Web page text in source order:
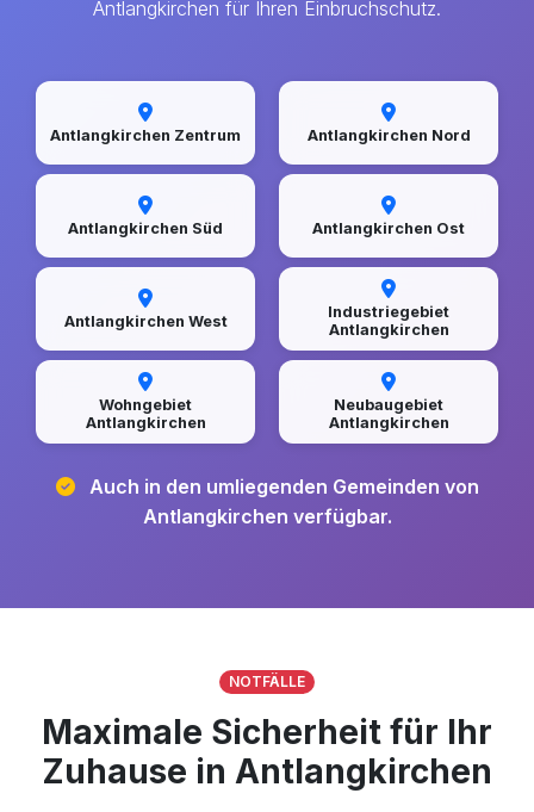
Antlangkirchen für Ihren Einbruchschutz.
Antlangkirchen Zentrum Antlangkirchen Nord
Antlangkirchen Süd Antlangkirchen Ost
Antlangkirchen West
Industriegebiet
Antlangkirchen
Wohngebiet
Antlangkirchen
Neubaugebiet
Antlangkirchen
Auch in den umliegenden Gemeinden von
Antlangkirchen verfügbar.
NOTFÄLLE
Maximale Sicherheit für Ihr
Zuhause in Antlangkirchen